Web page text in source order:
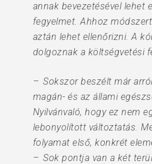
annak bevezetésével lehet
fegyelmet. Ahhoz
aztán lehet ellenőrizni. A
dolgoznak a költségvetési
– Sokszor beszélt már
magán- és az állami
Nyilvánvaló, hogy ez nem
lebonyolított változtatás.
folyamat első, konkrét
– Sok pontja van a két